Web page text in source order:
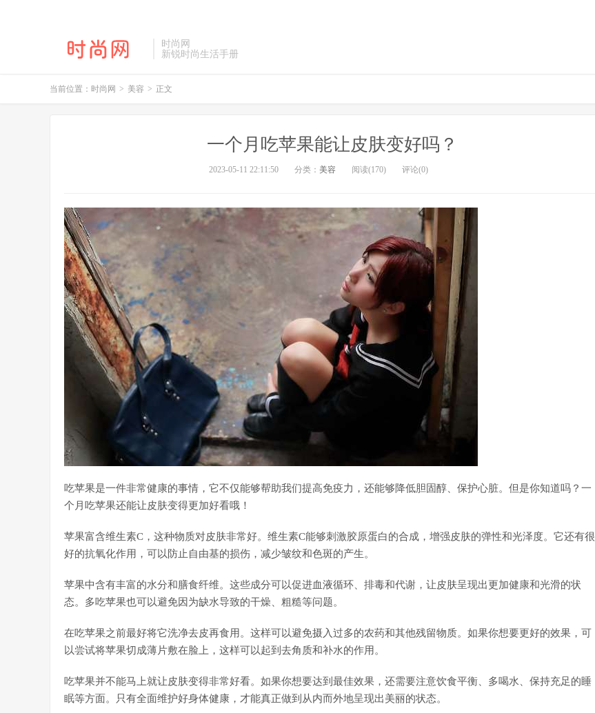
时尚网
新锐时尚生活手册
当前位置： 时尚网 > 美容 > 正文
一个月吃苹果能让皮肤变好吗？
2023-05-11 22:11:50 分类： 美容 阅读(170) 评论(0)
吃苹果是一件非常健康的事情，它不仅能够帮助我们提高免疫力，还能够降低胆固醇、保护心脏。但是你知道吗？一
个月吃苹果还能让皮肤变得更加好看哦！
苹果富含维生素C，这种物质对皮肤非常好。维生素C能够刺激胶原蛋白的合成，增强皮肤的弹性和光泽度。它还有很
好的抗氧化作用，可以防止自由基的损伤，减少皱纹和色斑的产生。
苹果中含有丰富的水分和膳食纤维。这些成分可以促进血液循环、排毒和代谢，让皮肤呈现出更加健康和光滑的状
态。多吃苹果也可以避免因为缺水导致的干燥、粗糙等问题。
在吃苹果之前最好将它洗净去皮再食用。这样可以避免摄入过多的农药和其他残留物质。如果你想要更好的效果，可
以尝试将苹果切成薄片敷在脸上，这样可以起到去角质和补水的作用。
吃苹果并不能马上就让皮肤变得非常好看。如果你想要达到最佳效果，还需要注意饮食平衡、多喝水、保持充足的睡
眠等方面。只有全面维护好身体健康，才能真正做到从内而外地呈现出美丽的状态。